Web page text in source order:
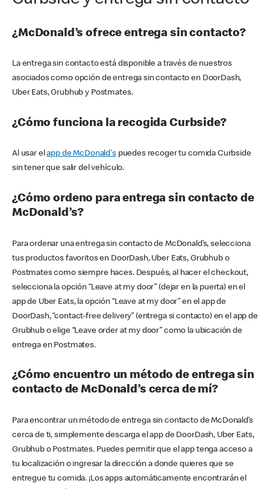
¿McDonald’s ofrece entrega sin contacto?
La entrega sin contacto está disponible a través de nuestros
asociados como opción de entrega sin contacto en DoorDash,
Uber Eats, Grubhub y Postmates.
¿Cómo funciona la recogida Curbside?
Al usar elapp de McDonald'spuedes recoger tu comida Curbside
sin tener que salir del vehículo.
¿Cómo ordeno para entrega sin contacto de
McDonald’s?
Para ordenar una entrega sin contacto de McDonald’s, selecciona
tus productos favoritos en DoorDash, Uber Eats, Grubhub o
Postmates como siempre haces. Después, al hacer el checkout,
selecciona la opción “Leave at my door” (dejar en la puerta) en el
app de Uber Eats, la opción “Leave at my door” en el app de
DoorDash, “contact-free delivery” (entrega si contacto) en el app de
Grubhub o elige “Leave order at my door” como la ubicación de
entrega en Postmates.
¿Cómo encuentro un método de entrega sin
contacto de McDonald’s cerca de mí?
Para encontrar un método de entrega sin contacto de McDonald’s
cerca de ti, simplemente descarga el app de DoorDash, Uber Eats,
Grubhub o Postmates. Puedes permitir que el app tenga acceso a
tu localización o ingresar la dirección a donde quieres que se
entregue tu comida. ¡Los apps automáticamente encontrarán el